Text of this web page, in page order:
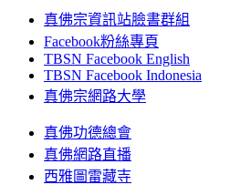
真佛宗資訊站臉書群組
Facebook粉絲專頁
TBSN Facebook English
TBSN Facebook Indonesia
真佛宗網路大學
真佛功德總會
真佛網路直播
西雅圖雷藏寺